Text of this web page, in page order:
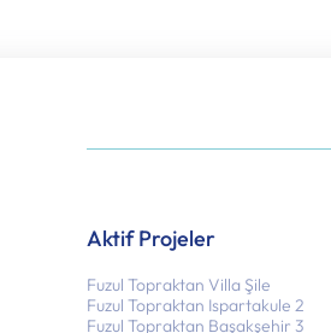
Aktif Projeler
Fuzul Topraktan Villa Şile
Fuzul Topraktan Ispartakule 2
Fuzul Topraktan Başakşehir 3